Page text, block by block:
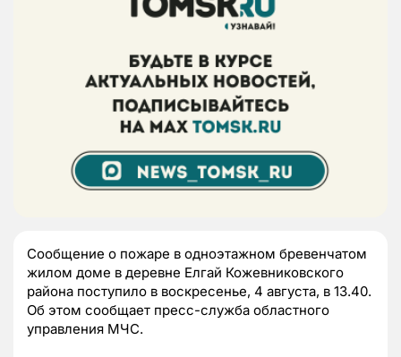
Сообщение о пожаре в одноэтажном бревенчатом
жилом доме в деревне Елгай Кожевниковского
района поступило в воскресенье, 4 августа, в 13.40.
Об этом сообщает пресс-служба областного
управления МЧС.